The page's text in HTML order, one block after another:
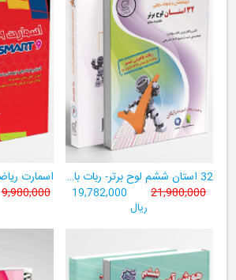
32 استان ششم لوح برتر- ربات باهوش ششم ((به همراه سامانۀ آزمون‌ساز رایگان))
21,980,000
19,782,000
ریال
9,980,000